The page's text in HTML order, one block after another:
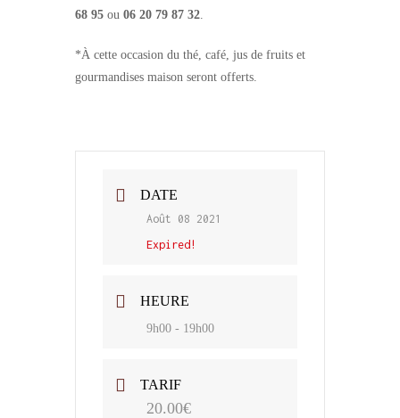
68 95 ou 06 20 79 87 32.
*À cette occasion du thé, café, jus de fruits et
gourmandises maison seront offerts.
DATE
Août 08 2021
Expired!
HEURE
9h00 - 19h00
TARIF
20.00€